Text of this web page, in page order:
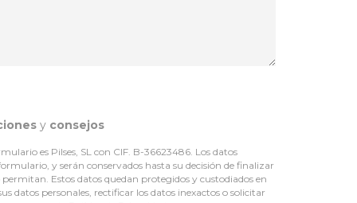
y consejos
es Pilses, SL con CIF. B-36623486. Los datos
y serán conservados hasta su decisión de finalizar
Estos datos quedan protegidos y custodiados en
datos personales, rectificar los datos inexactos o solicitar